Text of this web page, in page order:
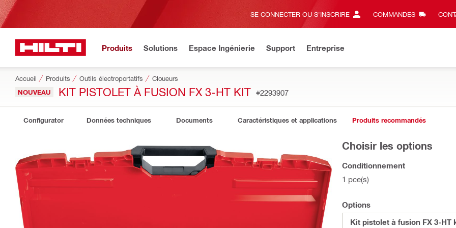
SE CONNECTER OU S'INSCRIRE COMMANDES
Produits Solutions Espace Ingénierie Support Entreprise
Accueil Produits Outils électroportatifs Cloueurs
NOUVEAU KIT PISTOLET À FUSION FX 3-HT KIT #2293907
Configurator Données techniques Documents Caractéristiques et applications Produits recommandés
Choisir les options
Conditionnement
1 pce(s)
Options
Kit pistolet à fusion FX 3-HT